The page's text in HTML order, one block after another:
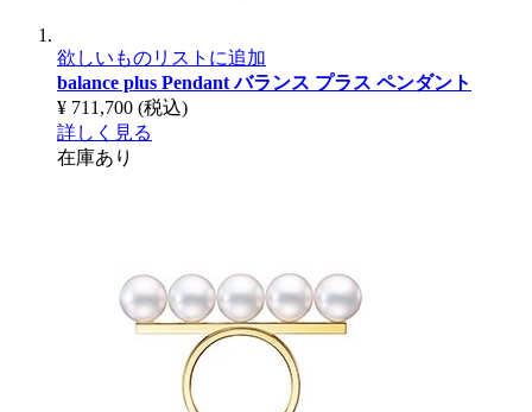
欲しいものリストに追加
balance plus Pendantバランス プラス ペンダント
¥ 711,700 (税込)
詳しく見る
在庫あり